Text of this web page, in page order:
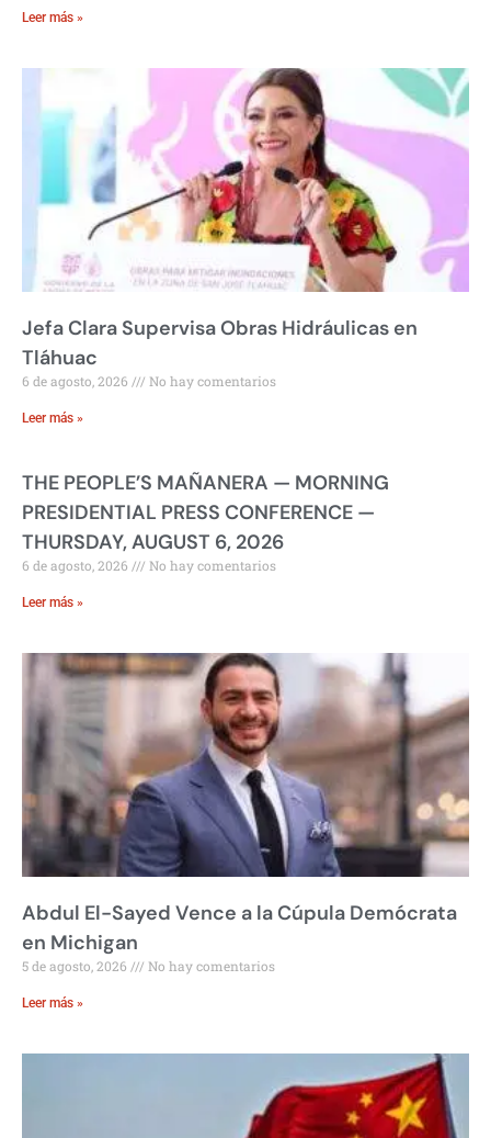
Leer más »
Jefa Clara Supervisa Obras Hidráulicas en
Tláhuac
6 de agosto, 2026 No hay comentarios
Leer más »
THE PEOPLE’S MAÑANERA — MORNING
PRESIDENTIAL PRESS CONFERENCE —
THURSDAY, AUGUST 6, 2026
6 de agosto, 2026 No hay comentarios
Leer más »
Abdul El-Sayed Vence a la Cúpula Demócrata
en Michigan
5 de agosto, 2026 No hay comentarios
Leer más »